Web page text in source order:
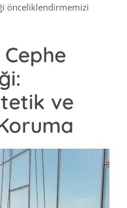
önceliklendirmemizi
ve